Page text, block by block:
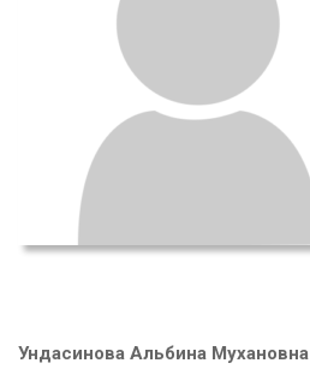
Ундасинова Альбина Мухановна